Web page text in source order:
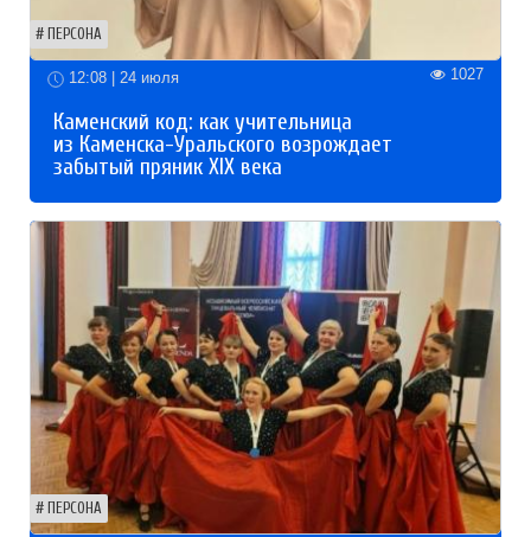
ПЕРСОНА
12:08 | 24 июля 1027
Каменский код: как учительница
из Каменска-Уральского возрождает
забытый пряник XIX века
ПЕРСОНА